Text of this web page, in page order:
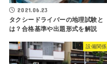
2021.06.23
タクシードライバーの地理試験と
は？合格基準や出題形式を解説
設備関係